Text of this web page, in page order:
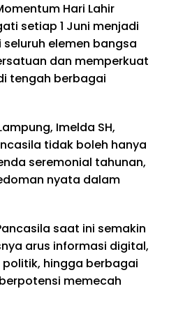
Hari Lahir
setiap 1 Juni menjadi
elemen bangsa
dan memperkuat
tengah berbagai
Imelda SH,
tidak boleh hanya
seremonial tahunan,
nyata dalam
saat ini semakin
arus informasi digital,
hingga berbagai
memecah